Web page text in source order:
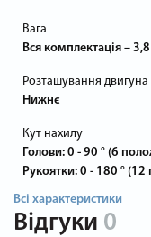
Вага
Вся комплектація –
Розташування двигуна
Нижнє
Кут нахилу
Голови: 0 - 90 ° (6
Рукоятки: 0 - 180 °
Всі характеристики
Відгуки 0